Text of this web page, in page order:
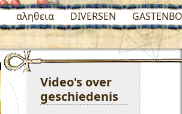
αληθεια DIVERSEN
Video's over
geschiedenis